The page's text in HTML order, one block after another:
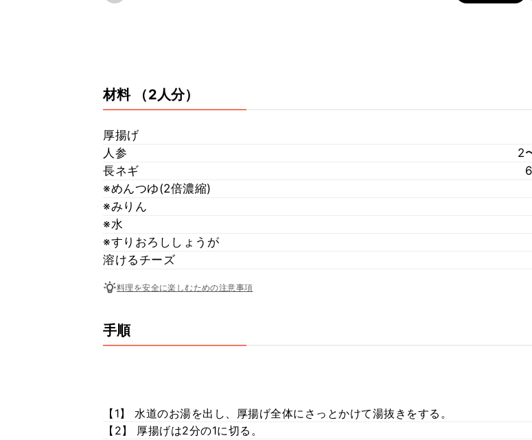
材料 （2人分）
厚揚げ
人参
2
長ネギ
※めんつゆ(2倍濃縮)
※みりん
※水
※すりおろししょうが
溶けるチーズ
料理を安全に楽しむための注意事項
手順
【1】 水道のお湯を出し、厚揚げ全体にさっとかけて湯抜きをする。
【2】 厚揚げは2分の1に切る。